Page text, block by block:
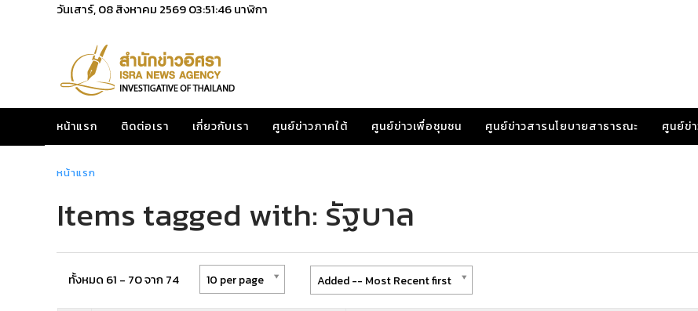
วันเสาร์, 08 สิงหาคม 256903:51:46นาฬิกา
หน้าแรก ติดต่อเรา เกี่ยวกับเรา ศูนย์ข่าวภาคใต้ ศูนย์ข่าวเพื่อชุมชน ศูนย์ข่าวสารนโยบายสาธารณะ ศูนย์ข่
หน้าแรก
Items tagged with: รัฐบาล
ทั้งหมด 61 - 70 จาก 74 10 per page Added -- Most Recent first